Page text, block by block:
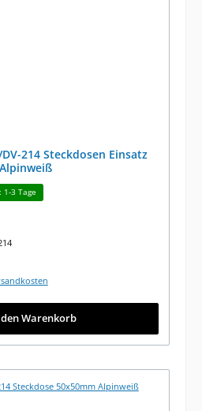
DV-214 Steckdosen Einsatz
3 Tage
Warenkorb